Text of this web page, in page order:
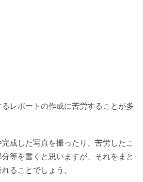
レポートの作成に苦労することが多
成した写真を撮ったり、苦労したこ
等を書くと思いますが、それをまと
ることでしょう。